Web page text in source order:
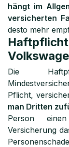
hängt im
versicherten
desto mehr
Die
Pflicht,
man Dritten
Person
Versicherung